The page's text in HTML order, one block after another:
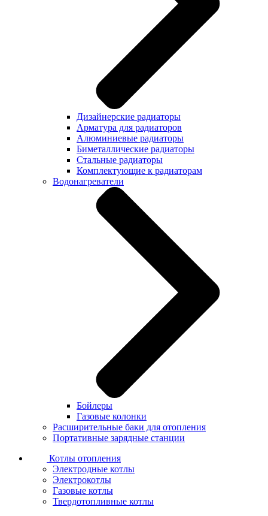
Дизайнерские радиаторы
Арматура для радиаторов
Алюминиевые радиаторы
Биметаллические радиаторы
Стальные радиаторы
Комплектующие к радиаторам
Водонагреватели
Бойлеры
Газовые колонки
Расширительные баки для отопления
Портативные зарядные станции
Котлы отопления
Электродные котлы
Электрокотлы
Газовые котлы
Твердотопливные котлы